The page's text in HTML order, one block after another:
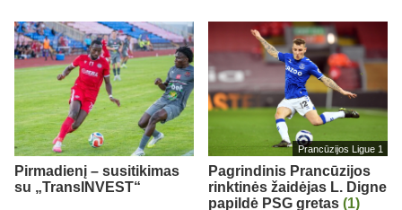
Pirmadienį – susitikimas
su „TransINVEST“
Prancūzijos Ligue 1
Pagrindinis Prancūzijos
rinktinės žaidėjas L. Digne
papildė PSG gretas (1)